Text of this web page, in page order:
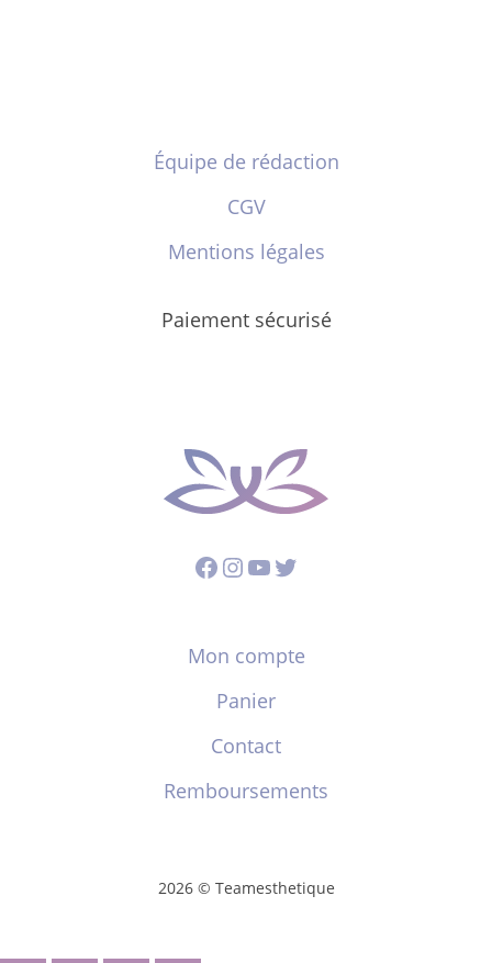
Équipe de rédaction
CGV
Mentions légales
Paiement sécurisé
Facebook
Instagram
YouTube
Twitter
Mon compte
Panier
Contact
Remboursements
2026 © Teamesthetique